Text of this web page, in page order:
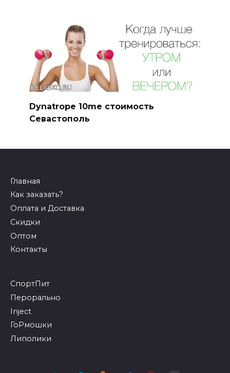
Dynatrope 10me стоимость
Севастополь
Главная
Как заказать?
Оплата и Доставка
Скидки
Оптом
Контакты
СпортПит
Перорально
Inject
ГоРмошки
Липолики